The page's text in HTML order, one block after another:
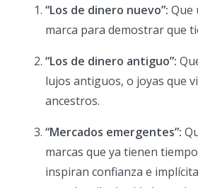
“Los de dinero nuevo”: Que
marca para demostrar que
“Los de dinero antiguo”:
lujos antiguos, o joyas que
ancestros.
“Mercados emergentes”:
marcas que ya tienen
inspiran confianza e